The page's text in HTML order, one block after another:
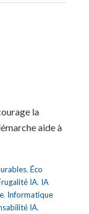
la
aide à
, Éco
IA, IA
, Informatique
IA,